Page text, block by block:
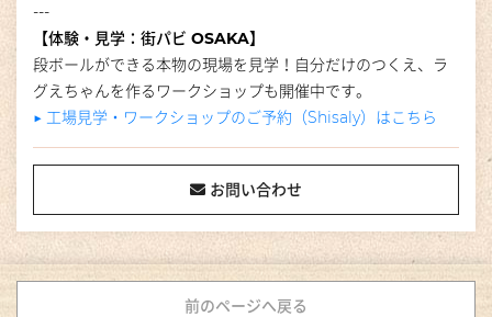
---
【体験・見学：街パビ OSAKA】
段ボールができる本物の現場を見学！自分だけのつくえ、ラ
グえちゃんを作るワークショップも開催中です。
▶︎ 工場見学・ワークショップのご予約（Shisaly）はこちら
お問い合わせ
前のページへ戻る